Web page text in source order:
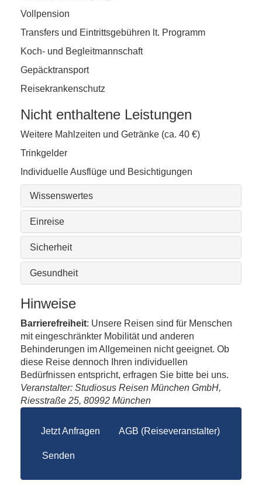
Vollpension
Transfers und Eintrittsgebühren lt. Programm
Koch- und Begleitmannschaft
Gepäcktransport
Reisekrankenschutz
Nicht enthaltene Leistungen
Weitere Mahlzeiten und Getränke (ca. 40 €)
Trinkgelder
Individuelle Ausflüge und Besichtigungen
Wissenswertes
Einreise
Sicherheit
Gesundheit
Hinweise
Barrierefreiheit: Unsere Reisen sind für Menschen
mit eingeschränkter Mobilität und anderen
Behinderungen im Allgemeinen nicht geeignet. Ob
diese Reise dennoch Ihren individuellen
Bedürfnissen entspricht, erfragen Sie bitte bei uns.
Veranstalter: Studiosus Reisen München GmbH,
Riesstraße 25, 80992 München
Jetzt Anfragen AGB (Reiseveranstalter)
Senden